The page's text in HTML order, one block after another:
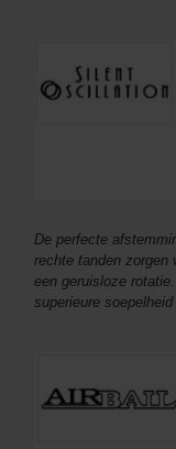
De perfecte
rechte tanden zorgen
een geruisloze
superieure soepelheid